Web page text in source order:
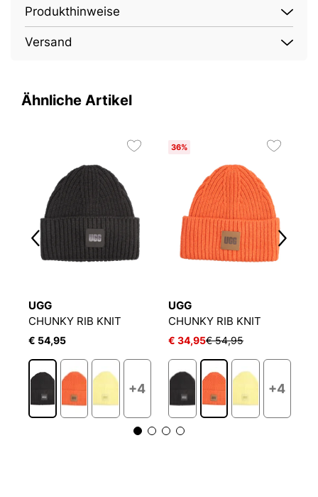
Produkthinweise
Versand
Ähnliche Artikel
UGG
CHUNKY RIB KNIT
€ 54,95
+4
36%
UGG
CHUNKY RIB KNIT
€ 34,95€ 54,95
+4